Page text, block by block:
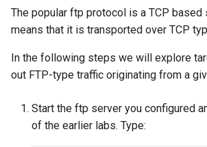
The popular ftp protocol is a TCP based
means that it is transported over TCP
In the following steps we will explore
out FTP-type traffic originating from a
Start the ftp server you configured
of the earlier labs. Type: